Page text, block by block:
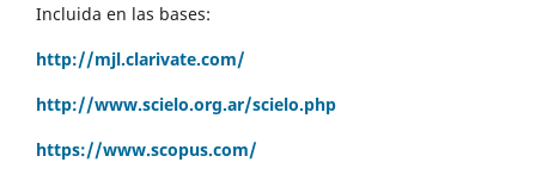
Incluida en las bases:
http://mjl.clarivate.com/
http://www.scielo.org.ar/scielo.php
https://www.scopus.com/